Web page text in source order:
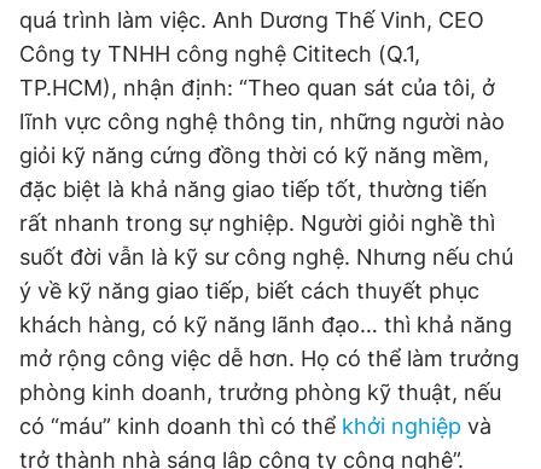
quá trình làm việc. Anh Dương Thế Vinh, CEO
Công ty TNHH công nghệ Cititech (Q.1,
TP.HCM), nhận định: “Theo quan sát của tôi, ở
lĩnh vực công nghệ thông tin, những người nào
giỏi kỹ năng cứng đồng thời có kỹ năng mềm,
đặc biệt là khả năng giao tiếp tốt, thường tiến
rất nhanh trong sự nghiệp. Người giỏi nghề thì
suốt đời vẫn là kỹ sư công nghệ. Nhưng nếu chú
ý về kỹ năng giao tiếp, biết cách thuyết phục
khách hàng, có kỹ năng lãnh đạo… thì khả năng
mở rộng công việc dễ hơn. Họ có thể làm trưởng
phòng kinh doanh, trưởng phòng kỹ thuật, nếu
có “máu” kinh doanh thì có thể khởi nghiệp và
trở thành nhà sáng lập công ty công nghệ”.